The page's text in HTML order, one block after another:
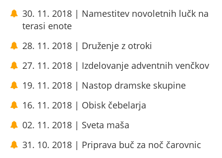
30. 11. 2018 | Namestitev novoletnih lučk na
terasi enote
28. 11. 2018 | Druženje z otroki
27. 11. 2018 | Izdelovanje adventnih venčkov
19. 11. 2018 | Nastop dramske skupine
16. 11. 2018 | Obisk čebelarja
02. 11. 2018 | Sveta maša
31. 10. 2018 | Priprava buč za noč čarovnic